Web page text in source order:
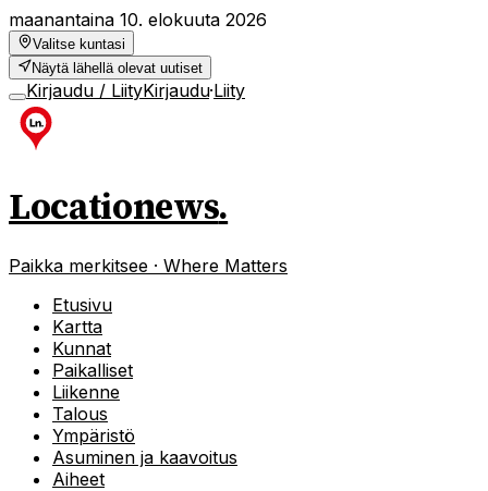
maanantaina 10. elokuuta 2026
Valitse kuntasi
Näytä lähellä olevat uutiset
Kirjaudu / LiityKirjaudu·Liity
Locationews.
Paikka merkitsee · Where Matters
Etusivu
Kartta
Kunnat
Paikalliset
Liikenne
Talous
Ympäristö
Asuminen ja kaavoitus
Aiheet